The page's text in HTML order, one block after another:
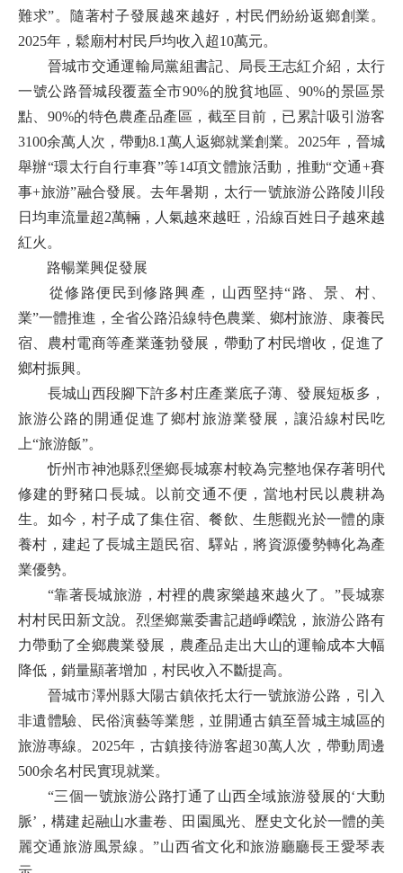
難求”。隨著村子發展越來越好，村民們紛紛返鄉創業。
2025年，鬆廟村村民戶均收入超10萬元。
晉城市交通運輸局黨組書記、局長王志紅介紹，太行
一號公路晉城段覆蓋全市90%的脫貧地區、90%的景區景
點、90%的特色農產品產區，截至目前，已累計吸引游客
3100余萬人次，帶動8.1萬人返鄉就業創業。2025年，晉城
舉辦“環太行自行車賽”等14項文體旅活動，推動“交通+賽
事+旅游”融合發展。去年暑期，太行一號旅游公路陵川段
日均車流量超2萬輛，人氣越來越旺，沿線百姓日子越來越
紅火。
路暢業興促發展
從修路便民到修路興產，山西堅持“路、景、村、
業”一體推進，全省公路沿線特色農業、鄉村旅游、康養民
宿、農村電商等產業蓬勃發展，帶動了村民增收，促進了
鄉村振興。
長城山西段腳下許多村庄產業底子薄、發展短板多，
旅游公路的開通促進了鄉村旅游業發展，讓沿線村民吃
上“旅游飯”。
忻州市神池縣烈堡鄉長城寨村較為完整地保存著明代
修建的野豬口長城。以前交通不便，當地村民以農耕為
生。如今，村子成了集住宿、餐飲、生態觀光於一體的康
養村，建起了長城主題民宿、驛站，將資源優勢轉化為產
業優勢。
“靠著長城旅游，村裡的農家樂越來越火了。”長城寨
村村民田新文說。烈堡鄉黨委書記趙崢嶸說，旅游公路有
力帶動了全鄉農業發展，農產品走出大山的運輸成本大幅
降低，銷量顯著增加，村民收入不斷提高。
晉城市澤州縣大陽古鎮依托太行一號旅游公路，引入
非遺體驗、民俗演藝等業態，並開通古鎮至晉城主城區的
旅游專線。2025年，古鎮接待游客超30萬人次，帶動周邊
500余名村民實現就業。
“三個一號旅游公路打通了山西全域旅游發展的‘大動
脈’，構建起融山水畫卷、田園風光、歷史文化於一體的美
麗交通旅游風景線。”山西省文化和旅游廳廳長王愛琴表